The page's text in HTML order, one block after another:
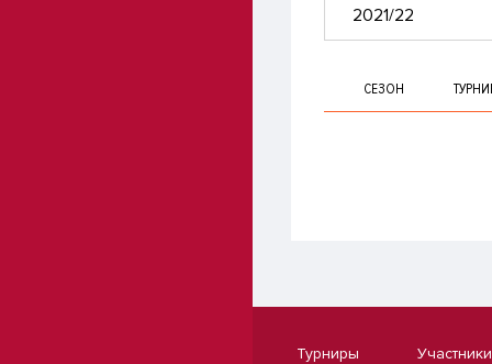
2021/22
СЕЗОН
Турниры Участники